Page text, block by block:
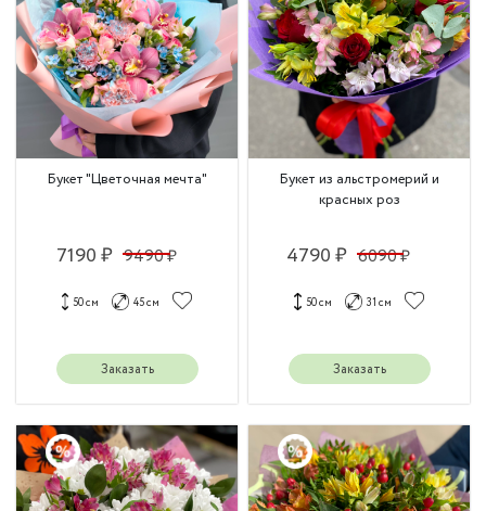
Букет "Цветочная мечта"
7190 ₽ 9490 ₽
50 см 45 см
Заказать
Букет из альстромерий и
красных роз
4790 ₽ 6090 ₽
50 см 31 см
Заказать